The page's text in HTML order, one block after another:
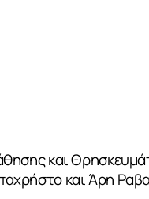
και
και Άρη